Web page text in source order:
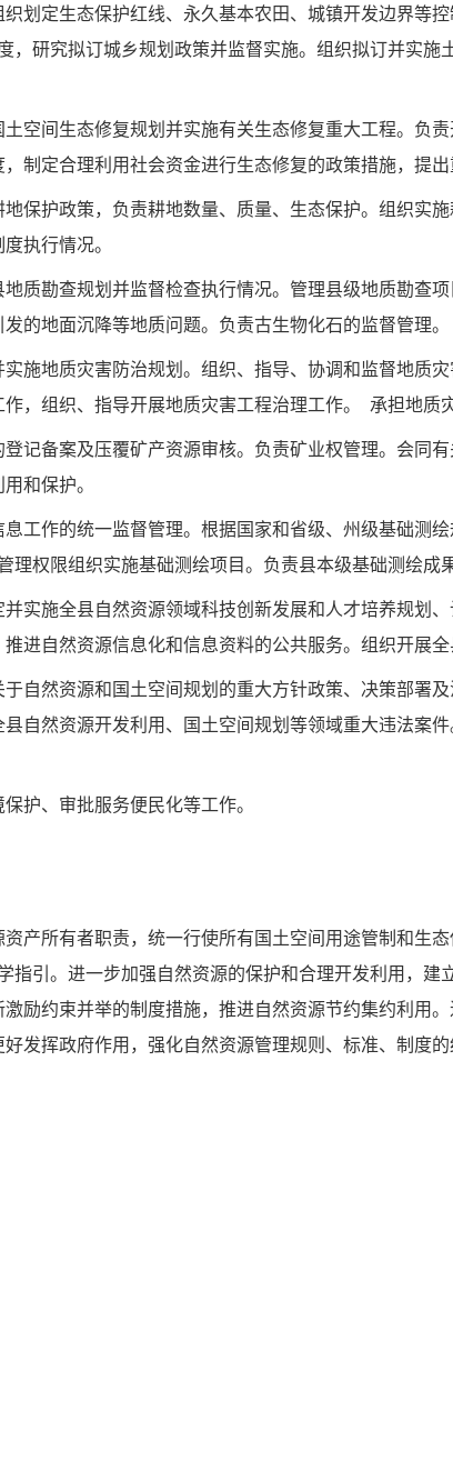
划定生态保护红线、永久基本农田、城镇开发边界等
，研究拟订城乡规划政策并监督实施。组织拟订并实施
空间生态修复规划并实施有关生态修复重大工程。负
制定合理利用社会资金进行生态修复的政策措施，提出
保护政策，负责耕地数量、质量、生态保护。组织实
执行情况。
地质勘查规划并监督检查执行情况。管理县级地质勘查
的地面沉降等地质问题。负责古生物化石的监督管理。
施地质灾害防治规划。组织、指导、协调和监督地质
，组织、指导开展地质灾害工程治理工作。
承担地质
登记备案及压覆矿产资源审核。负责矿业权管理。会同有
和保护。
息工作的统一监督管理。根据国家和省级、州级基础测绘
理权限组织实施基础测绘项目。负责县本级基础测绘成
并实施全县自然资源领域科技创新发展和人才培养规划、
进自然资源信息化和信息资料的公共服务。组织开展全
自然资源和国土空间规划的重大方针政策、决策部署
自然资源开发利用、国土空间规划等领域重大违法案
保护、审批服务便民化等工作。
产所有者职责，统一行使所有国土空间用途管制和生
指引。进一步加强自然资源的保护和合理开发利用，建
励约束并举的制度措施，推进自然资源节约集约利用
发挥政府作用，强化自然资源管理规则、标准、制度